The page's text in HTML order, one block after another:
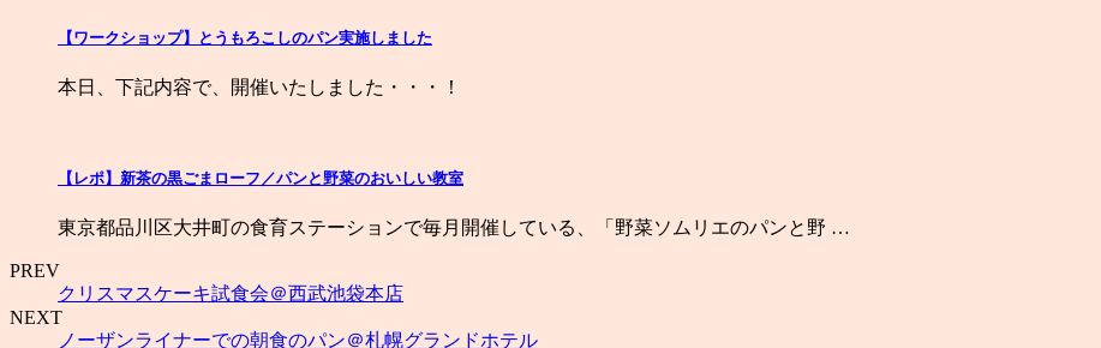
【ワークショップ】とうもろこしのパン実施しました
本日、下記内容で、開催いたしました・・・！
【レポ】新茶の黒ごまローフ／パンと野菜のおいしい教室
東京都品川区大井町の食育ステーションで毎月開催している、「野菜ソムリエのパンと野 …
PREV
クリスマスケーキ試食会＠西武池袋本店
NEXT
ノーザンライナーでの朝食のパン＠札幌グランドホテル